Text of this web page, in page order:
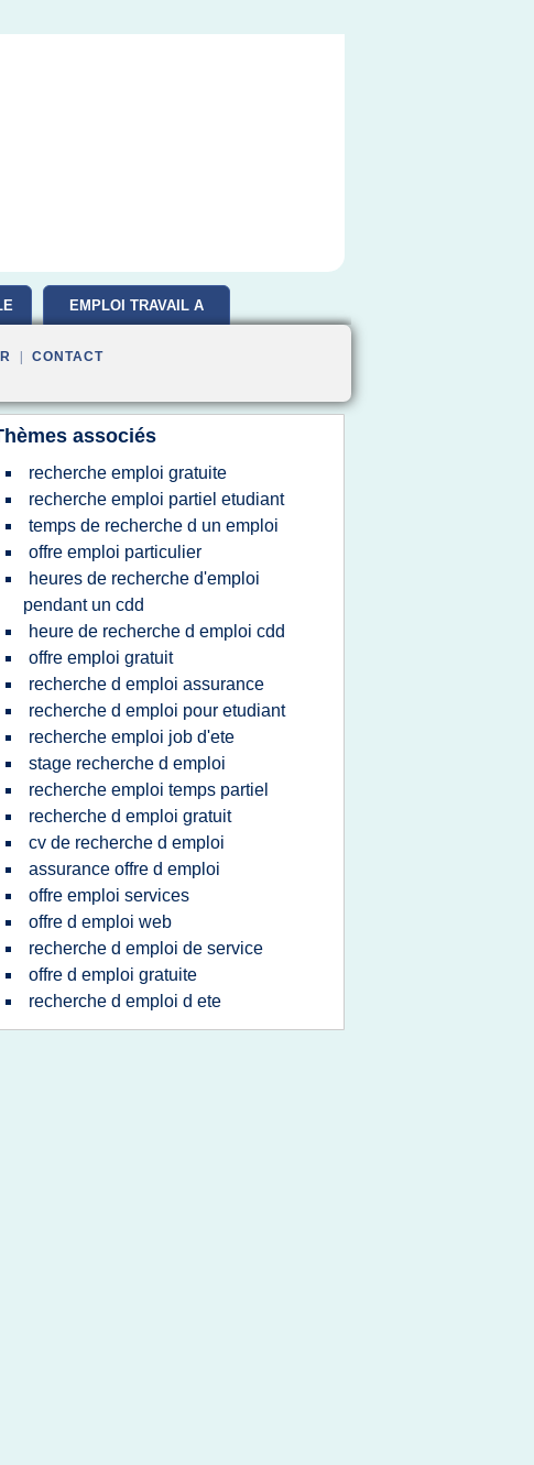
EMPLOI TRAVAIL A
CONTACT
associés
recherche emploi gratuite
recherche emploi partiel etudiant
temps de recherche d un emploi
offre emploi particulier
heures de recherche d'emploi
pendant un cdd
heure de recherche d emploi cdd
offre emploi gratuit
recherche d emploi assurance
recherche d emploi pour etudiant
recherche emploi job d'ete
stage recherche d emploi
recherche emploi temps partiel
recherche d emploi gratuit
cv de recherche d emploi
assurance offre d emploi
offre emploi services
offre d emploi web
recherche d emploi de service
offre d emploi gratuite
recherche d emploi d ete